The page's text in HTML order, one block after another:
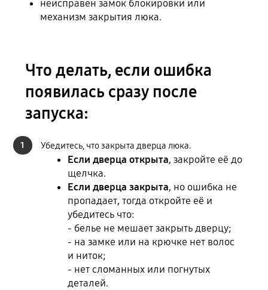
неисправен замок блокировки или
механизм закрытия люка.
Что делать, если ошибка
появилась сразу после
запуска:
1 Убедитесь, что закрыта дверца люка.
Если дверца открыта, закройте её до
щелчка.
Если дверца закрыта, но ошибка не
пропадает, тогда откройте её и
убедитесь что:
- белье не мешает закрыть дверцу;
- на замке или на крючке нет волос
и ниток;
- нет сломанных или погнутых
деталей.